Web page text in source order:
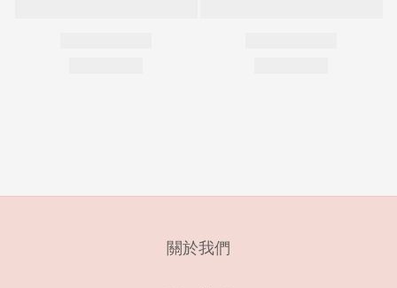
關於我們